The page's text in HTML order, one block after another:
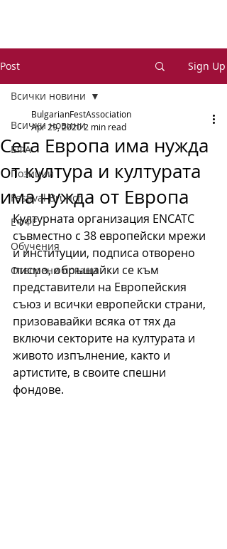
Post Sign Up
Всички новини
БФА
Позиции
Festival Brunch
ЕФФЕ
Обучения
Отворени покани
Всички новини
Сега Европа има нужда
от култура и културата
има нужда от Европа
BulgarianFestAssociation
Apr 29, 20202 min read
Културната организация ENCATC
съвместно с 38 европейски мрежи
и институции, подписа отворено
писмо, обръщайки се към
представители на Европейския
съюз и всички европейски страни,
призовавайки всяка от тях да
включи секторите на културата и
живото изпълнение, както и
артистите, в своите спешни
фондове.